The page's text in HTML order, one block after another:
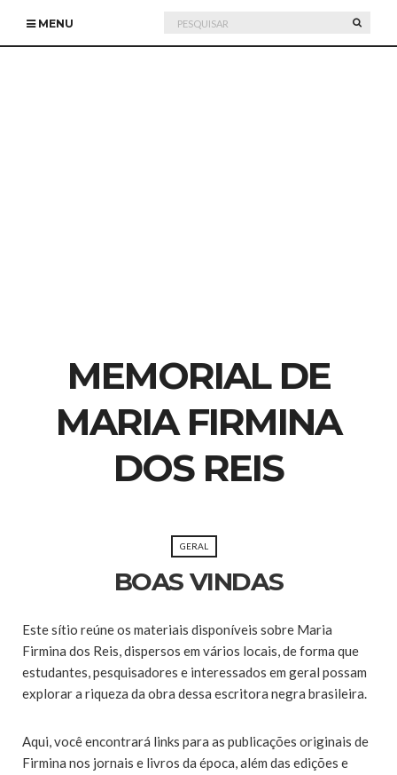
MENU
Pesquisar
por:
MEMORIAL DE
MARIA FIRMINA
DOS REIS
GERAL
BOAS VINDAS
Este sítio reúne os materiais disponíveis sobre Maria
Firmina dos Reis, dispersos em vários locais, de forma que
estudantes, pesquisadores e interessados em geral possam
explorar a riqueza da obra dessa escritora negra brasileira.
Aqui, você encontrará links para as publicações originais de
Firmina nos jornais e livros da época, além das edições e